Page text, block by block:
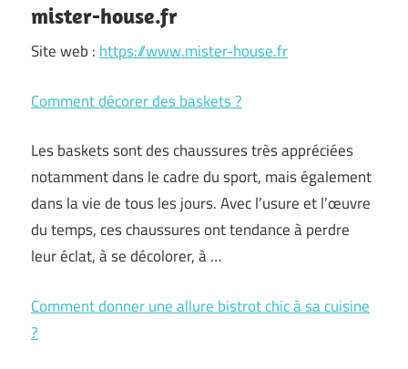
mister-house.fr
Site web : https://www.mister-house.fr
Comment décorer des baskets ?
Les baskets sont des chaussures très appréciées
notamment dans le cadre du sport, mais également
dans la vie de tous les jours. Avec l’usure et l’œuvre
du temps, ces chaussures ont tendance à perdre
leur éclat, à se décolorer, à …
Comment donner une allure bistrot chic à sa cuisine
?